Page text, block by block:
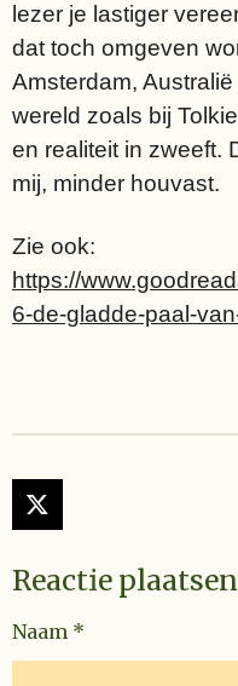
lezer je lastiger
dat toch omgeven
Amsterdam,
wereld zoals bij
en realiteit in zweeft.
mij, minder houvast.
Zie ook:
https://
6-de-gladde-paal-
X
Reactie plaatsen
Naam *